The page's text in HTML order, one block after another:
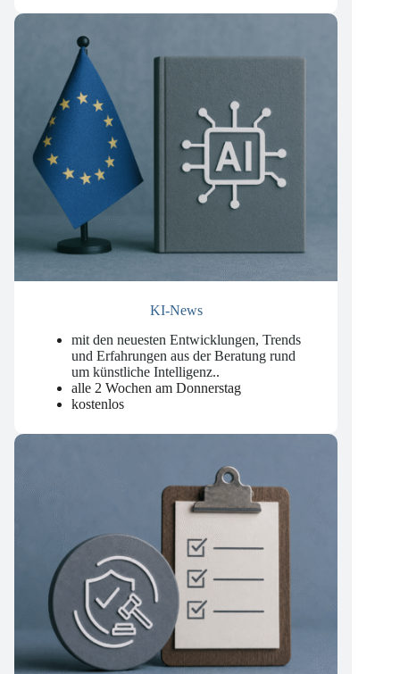
mit den neuesten Entwicklungen, Trends
und Erfahrungen aus der Beratung rund
um künstliche Intelligenz..
alle 2 Wochen am Donnerstag